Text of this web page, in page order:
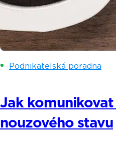
Podnikatelská poradna
Jak
nouzového stavu